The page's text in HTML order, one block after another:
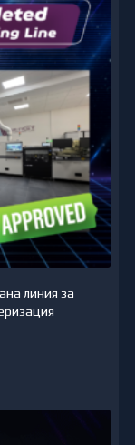
линия за